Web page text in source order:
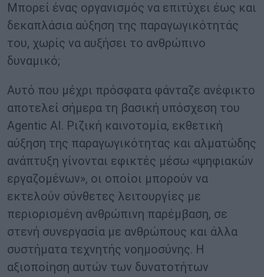
Μπορεί ένας οργανισμός να επιτύχει έως και
δεκαπλάσια αύξηση της παραγωγικότητάς
του, χωρίς να αυξήσει το ανθρώπινο
δυναμικό;
Αυτό που μέχρι πρόσφατα φάνταζε ανέφικτο
αποτελεί σήμερα τη βασική υπόσχεση του
Αgentic AI. Ριζική καινοτομία, εκθετική
αύξηση της παραγωγικότητας και αλματώδης
ανάπτυξη γίνονται εφικτές μέσω «ψηφιακών
εργαζομένων», οι οποίοι μπορούν να
εκτελούν σύνθετες λειτουργίες με
περιορισμένη ανθρώπινη παρέμβαση, σε
στενή συνεργασία με ανθρώπους και άλλα
συστήματα τεχνητής νοημοσύνης. Η
αξιοποίηση αυτών των δυνατοτήτων